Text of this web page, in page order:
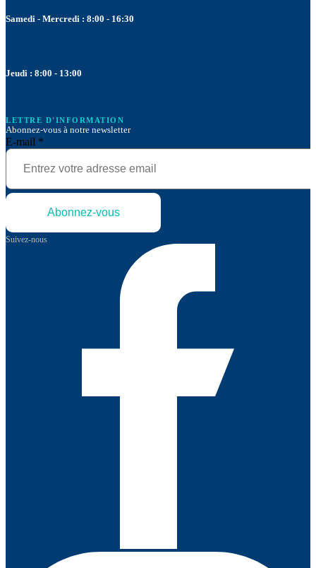
Samedi - Mercredi : 8:00 - 16:30
Jeudi : 8:00 - 13:00
LETTRE D'INFORMATION
Abonnez-vous à notre newsletter
E-mail *
Abonnez-vous
Suivez-nous